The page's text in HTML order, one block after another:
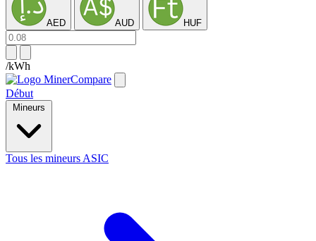
AED AUD HUF
/kWh
Début
Mineurs
Tous les mineurs ASIC